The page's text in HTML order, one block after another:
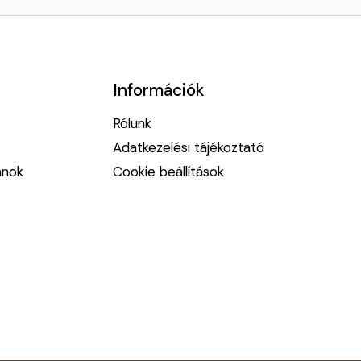
Információk
Rólunk
Adatkezelési tájékoztató
Cookie beállítások